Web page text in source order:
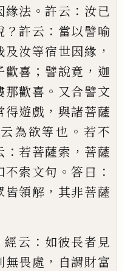
緣法 。許云 ： 汝已
？許云 ： 當以譬喻
及汝等宿世因緣 ，
歡喜 ； 譬說竟 ， 迦
那歡喜 。 又合譬文
得遊戲 ， 與諸菩薩
為欲等也 。 若不
：若菩薩索 ， 菩薩
不索文句 。答曰 ：
皆領解 ， 其非菩薩
經云 ： 如彼長者見
無畏處 ， 自謂財富